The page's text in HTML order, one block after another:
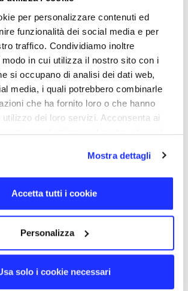
per personalizzare contenuti ed
funzionalità dei social media e per
traffico. Condividiamo inoltre
in cui utilizza il nostro sito con i
si occupano di analisi dei dati web,
media, i quali potrebbero combinarle
che ha fornito loro o che hanno
dei loro servizi. Acconsenta ai
ad utilizzare il nostro sito web.
Mostra dettagli
Accetta tutti i cookie
Personalizza
solo i cookie necessari
entrambi i lati tramite incisione